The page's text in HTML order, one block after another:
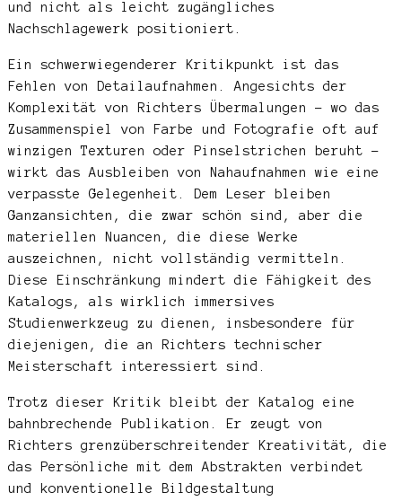
und nicht als leicht zugängliches
Nachschlagewerk positioniert.
Ein schwerwiegenderer Kritikpunkt ist das
Fehlen von Detailaufnahmen. Angesichts der
Komplexität von Richters Übermalungen – wo das
Zusammenspiel von Farbe und Fotografie oft auf
winzigen Texturen oder Pinselstrichen beruht –
wirkt das Ausbleiben von Nahaufnahmen wie eine
verpasste Gelegenheit. Dem Leser bleiben
Ganzansichten, die zwar schön sind, aber die
materiellen Nuancen, die diese Werke
auszeichnen, nicht vollständig vermitteln.
Diese Einschränkung mindert die Fähigkeit des
Katalogs, als wirklich immersives
Studienwerkzeug zu dienen, insbesondere für
diejenigen, die an Richters technischer
Meisterschaft interessiert sind.
Trotz dieser Kritik bleibt der Katalog eine
bahnbrechende Publikation. Er zeugt von
Richters grenzüberschreitender Kreativität, die
das Persönliche mit dem Abstrakten verbindet
und konventionelle Bildgestaltung